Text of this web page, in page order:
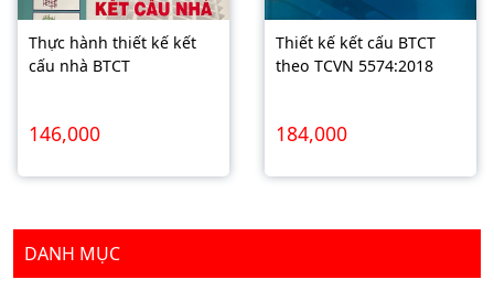
Thực hành thiết kế kết
cấu nhà BTCT
146,000
Thiết kế kết cấu BTCT
theo TCVN 5574:2018
184,000
DANH MỤC